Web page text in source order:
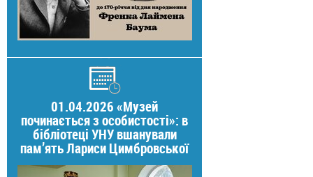
01.04.2026 «Музей
починається з особистості»: в
бібліотеці УНУ вшанували
пам’ять Лариси Цимбровської